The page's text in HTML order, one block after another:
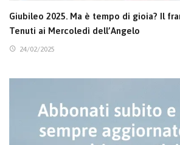
Giubileo 2025. Ma è tempo di gioia? Il
Tenuti ai Mercoledì dell’Angelo
24/02/2025